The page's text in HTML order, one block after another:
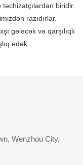
biridir.
razıdırlar.
gələcək və qarşılıqlı
edək.
Wenzhou City,